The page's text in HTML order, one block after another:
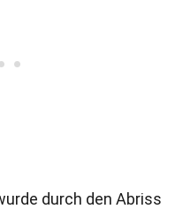
durch den Abriss